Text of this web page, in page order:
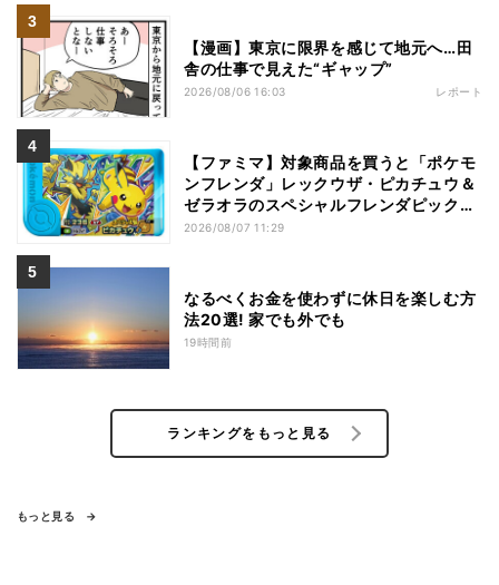
【漫画】東京に限界を感じて地元へ…田
舎の仕事で見えた“ギャップ”
2026/08/06 16:03 レポート
【ファミマ】対象商品を買うと「ポケモ
ンフレンダ」レックウザ・ピカチュウ＆
ゼラオラのスペシャルフレンダピックが
もらえるキャンペーン
2026/08/07 11:29
なるべくお金を使わずに休日を楽しむ方
法20選! 家でも外でも
19時間前
ランキングをもっと見る
もっと見る